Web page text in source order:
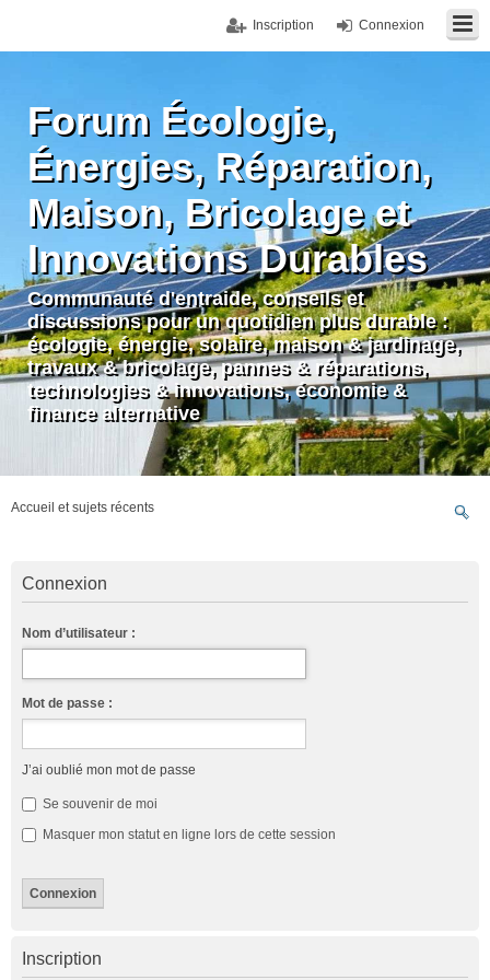
Connexion
Inscription
Forum Écologie,
Énergies, Réparation,
Maison, Bricolage et
Innovations Durables
Communauté d'entraide, conseils et
discussions pour un quotidien plus durable :
écologie, énergie, solaire, maison & jardinage,
travaux & bricolage, pannes & réparations,
technologies & innovations, économie &
finance alternative
Accueil et sujets récents
Connexion
Nom d’utilisateur :
Mot de passe :
J’ai oublié mon mot de passe
Se souvenir de moi
Masquer mon statut en ligne lors de cette session
Inscription